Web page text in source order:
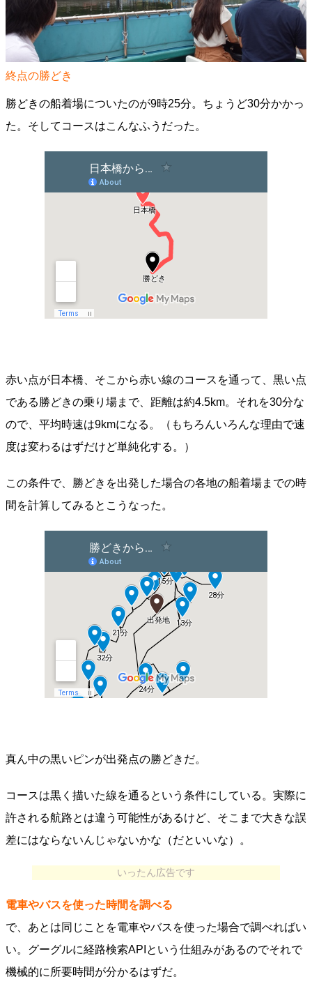
終点の勝どき
勝どきの船着場についたのが9時25分。ちょうど30分かかっ
た。そしてコースはこんなふうだった。
赤い点が日本橋、そこから赤い線のコースを通って、黒い点
である勝どきの乗り場まで、距離は約4.5km。それを30分な
ので、平均時速は9kmになる。（もちろんいろんな理由で速
度は変わるはずだけど単純化する。）
この条件で、勝どきを出発した場合の各地の船着場までの時
間を計算してみるとこうなった。
真ん中の黒いピンが出発点の勝どきだ。
コースは黒く描いた線を通るという条件にしている。実際に
許される航路とは違う可能性があるけど、そこまで大きな誤
差にはならないんじゃないかな（だといいな）。
いったん広告です
電車やバスを使った時間を調べる
で、あとは同じことを電車やバスを使った場合で調べればい
い。グーグルに経路検索APIという仕組みがあるのでそれで
機械的に所要時間が分かるはずだ。